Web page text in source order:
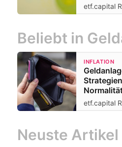
etf.capital
Beliebt in
INFLATION
etf.capital
Neuste Artikel